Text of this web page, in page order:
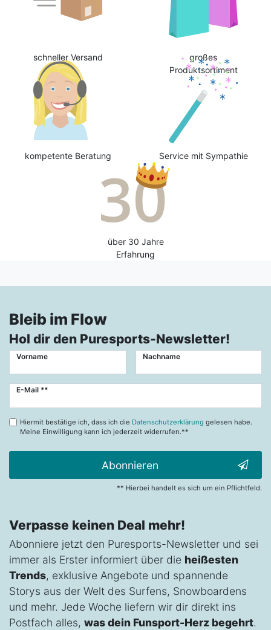
schneller Versand
großes
Produktsortiment
kompetente Beratung Service mit Sympathie
über 30 Jahre
Erfahrung
Bleib im Flow
Hol dir den Puresports-Newsletter!
Vorname Nachname
E-Mail **
Newsletter
Hiermit bestätige ich, dass ich die Datenschutzerklärung gelesen habe.
Meine Einwilligung kann ich jederzeit widerrufen.**
Abonnieren
** Hierbei handelt es sich um ein Pflichtfeld.
Verpasse keinen Deal mehr!
Abonniere jetzt den Puresports-Newsletter und sei
immer als Erster informiert über die heißesten
Trends, exklusive Angebote und spannende
Storys aus der Welt des Surfens, Snowboardens
und mehr. Jede Woche liefern wir dir direkt ins
Postfach alles, was dein Funsport-Herz begehrt.